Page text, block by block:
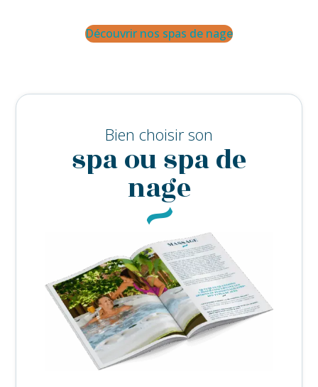
Découvrir nos spas de nage
Bien choisir son
spa ou spa de
nage